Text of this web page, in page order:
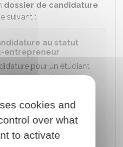
dossier de candidature,
suivant :
au statut
entrepreneur
pour un étudiant
au statut national
au service en ligne
cookies and
over what
to activate